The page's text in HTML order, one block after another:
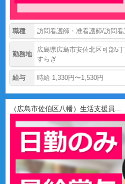
職種 訪問看護師・准看護師/訪問
勤務地
広島県広島市安佐北区可部5
すらぎ
給与 時給 1,330円〜1,530円
（広島市佐伯区八幡）生活支援員...